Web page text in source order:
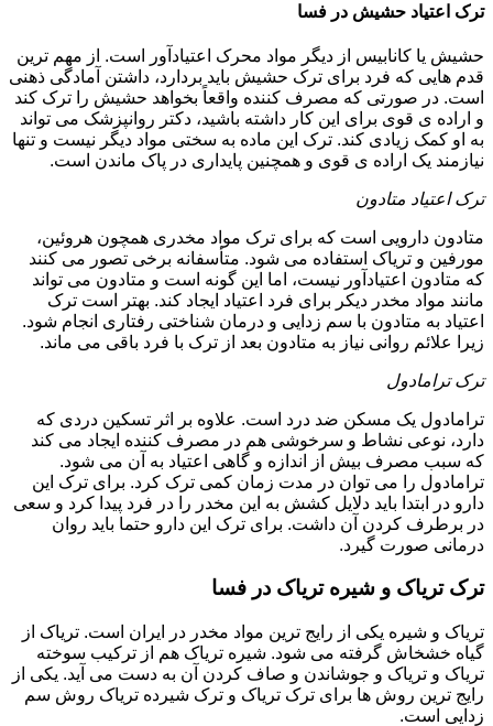
ترک اعتیاد حشیش در فسا
حشیش یا کانابیس از دیگر مواد محرک اعتیادآور است. از مهم ترین
قدم هایی که فرد برای ترک حشیش باید بردارد، داشتن آمادگی ذهنی
است. در صورتی که مصرف کننده واقعاً بخواهد حشیش را ترک کند
و اراده ی قوی برای این کار داشته باشید، دکتر روانپزشک می تواند
به او کمک زیادی کند. ترک این ماده به سختی مواد دیگر نیست و تنها
نیازمند یک اراده ی قوی و همچنین پایداری در پاک ماندن است.
ترک اعتیاد متادون
متادون دارویی است که برای ترک مواد مخدری همچون هروئین،
مورفین و تریاک استفاده می شود. متأسفانه برخی تصور می کنند
که متادون اعتیادآور نیست، اما این گونه است و متادون می تواند
مانند مواد مخدر دیکر برای فرد اعتیاد ایجاد کند. بهتر است ترک
اعتیاد به متادون با سم زدایی و درمان شناختی رفتاری انجام شود.
زیرا علائم روانی نیاز به متادون بعد از ترک با فرد باقی می ماند.
ترک ترامادول
ترامادول یک مسکن ضد درد است. علاوه بر اثر تسکین دردی که
دارد، نوعی نشاط و سرخوشی هم در مصرف کننده ایجاد می کند
که سبب مصرف بیش از اندازه و گاهی اعتیاد به آن می شود.
ترامادول را می توان در مدت زمان کمی ترک کرد. برای ترک این
دارو در ابتدا باید دلایل کشش به این مخدر را در فرد پیدا کرد و سعی
در برطرف کردن آن داشت. برای ترک این دارو حتما باید روان
درمانی صورت گیرد.
ترک تریاک و شیره تریاک در فسا
تریاک و شیره یکی از رایج ترین مواد مخدر در ایران است. تریاک از
گیاه خشخاش گرفته می شود. شیره تریاک هم از ترکیب سوخته
تریاک و تریاک و جوشاندن و صاف کردن آن به دست می آید. یکی از
رایج ترین روش ها برای ترک تریاک و ترک شیرده تریاک روش سم
زدایی است.